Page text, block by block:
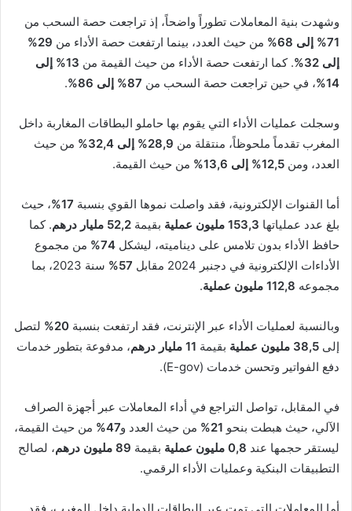
وشهدت بنية المعاملات تطوراً واضحاً، إذ تراجعت حصة السحب من
71% إلى 68%
من حيث العدد، بينما ارتفعت حصة الأداء من
29%
إلى 32%
. كما ارتفعت حصة الأداء من حيث القيمة من
13% إلى
14%
، في حين تراجعت حصة السحب من 87% إلى 86% .
وسجلت عمليات الأداء التي يقوم بها حاملو البطاقات المغاربة داخل
المغرب تقدماً ملحوظاً، منتقلة من 28,9% إلى 32,4%
من حيث
العدد، ومن 12,5% إلى 13,6% من حيث القيمة.
أما القنوات الإلكترونية، فقد واصلت نموها القوي بنسبة 17%
، حيث
بلغ عدد عملياتها 153,3 مليون عملية بقيمة 52,2 مليار درهم
. كما
حافظ الأداء بدون تلامس على ديناميته، ليشكل 74%
من مجموع
الأداءات الإلكترونية في دجنبر 2024 مقابل
57%
سنة 2023، بما
مجموعه 112,8 مليون عملية .
وبالنسبة لعمليات الأداء عبر الإنترنت، فقد ارتفعت بنسبة 20%
لتصل
إلى 38,5 مليون عملية بقيمة 11 مليار درهم
، مدفوعة بتطور خدمات
دفع الفواتير وتحسن خدمات (E-gov).
في المقابل، تواصل التراجع في أداء المعاملات عبر أجهزة الصراف
الآلي، حيث هبطت بنحو 21% من حيث العدد و47%
من حيث القيمة،
ليستقر حجمها عند 0,8 مليون عملية بقيمة 89 مليون درهم
، لصالح
التطبيقات البنكية وعمليات الأداء الرقمي.